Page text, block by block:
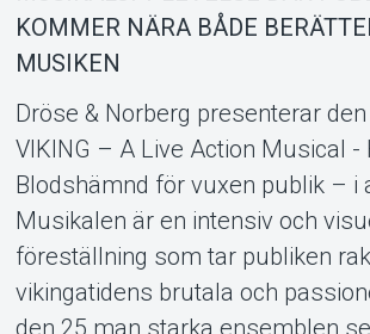
Support
KOMMER NÄRA BÅDE
MUSIKEN
Dröse & Norberg presenterar
VIKING – A Live Action Musical -
Blodshämnd för vuxen publik – i
Musikalen är en intensiv och
föreställning som tar publiken
vikingatidens brutala och
den 25 man starka ensemblen